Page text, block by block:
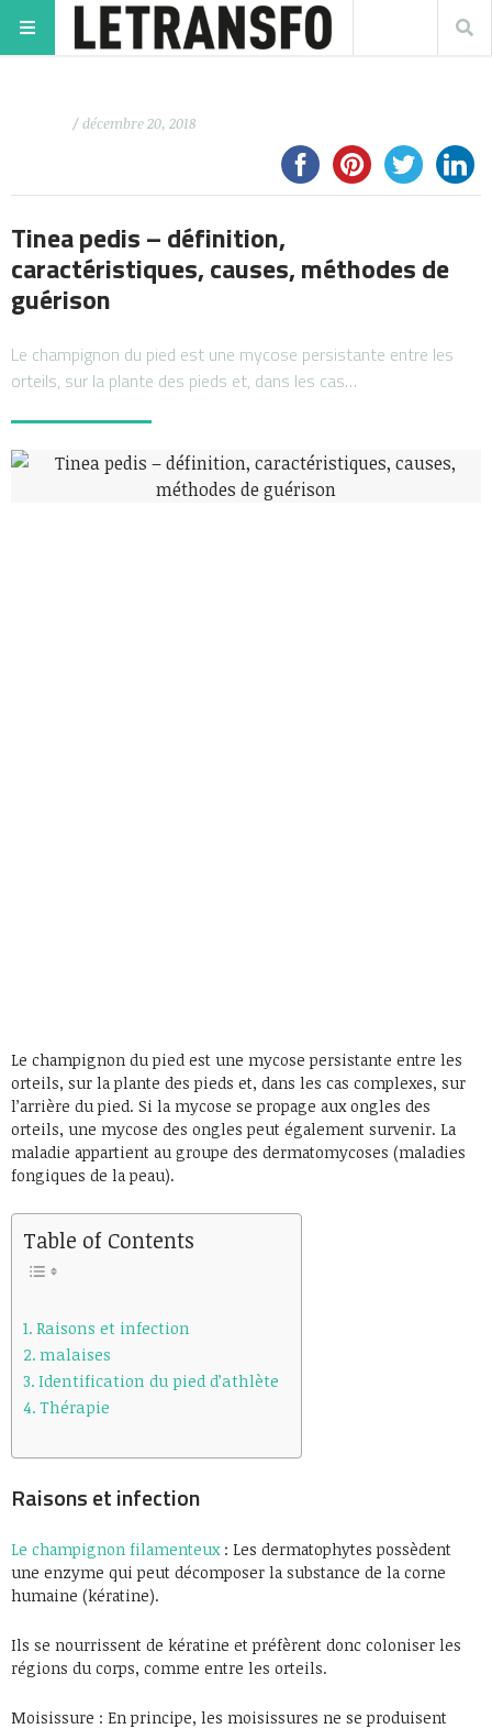
/ décembre 20, 2018
Tinea pedis – définition,
caractéristiques, causes, méthodes de
guérison
Le champignon du pied est une mycose persistante entre les
orteils, sur la plante des pieds et, dans les cas…
Le champignon du pied est une mycose persistante entre les
orteils, sur la plante des pieds et, dans les cas complexes, sur
l’arrière du pied. Si la mycose se propage aux ongles des
orteils, une mycose des ongles peut également survenir. La
maladie appartient au groupe des dermatomycoses (maladies
fongiques de la peau).
Table of Contents
Raisons et infection
malaises
Identification du pied d’athlète
Thérapie
Raisons et infection
Le champignon filamenteux: Les dermatophytes possèdent
une enzyme qui peut décomposer la substance de la corne
humaine (kératine).
Ils se nourrissent de kératine et préfèrent donc coloniser les
régions du corps, comme entre les orteils.
Moisissure : En principe, les moisissures ne se produisent